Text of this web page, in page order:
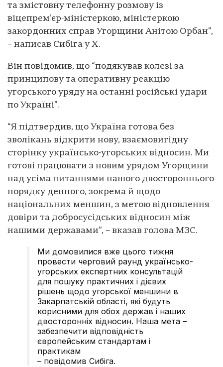
та змістовну телефонну розмову із
віцепрем’єр-міністеркою, міністеркою
закордонних справ Угорщини Анітою Орбан”,
– написав Сибіга у X.
Він повідомив, що “подякував колезі за
принципову та оперативну реакцію
угорського уряду на останні російські удари
по Україні”.
“Я підтвердив, що Україна готова без
зволікань відкрити нову, взаємовигідну
сторінку українсько-угорських відносин. Ми
готові працювати з новим урядом Угорщини
над усіма питаннями нашого двостороннього
порядку денного, зокрема й щодо
національних меншин, з метою відновлення
довіри та добросусідських відносин між
нашими державами”, – вказав голова МЗС.
Ми домовилися вже цього тижня
провести черговий раунд українсько-
угорських експертних консультацій
для пошуку практичних і дієвих
рішень щодо угорської меншини в
Закарпатській області, які будуть
корисними для обох держав і наших
двосторонніх відносин. Наша мета –
забезпечити відповідність
європейським стандартам і
практикам
– повідомив Сибіга.